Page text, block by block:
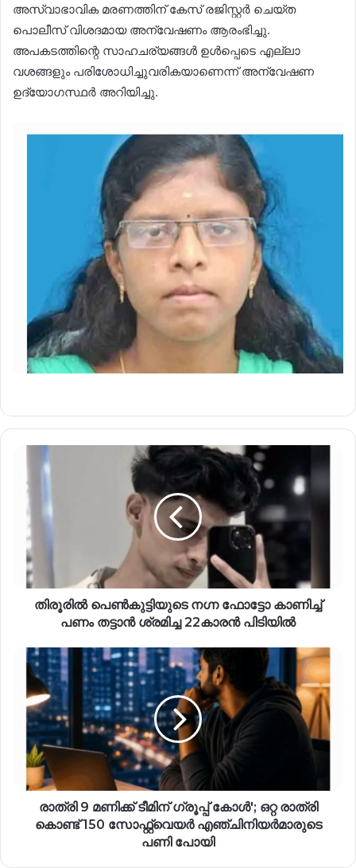
അസ്വാഭാവിക മരണത്തിന് കേസ് രജിസ്റ്റര്‍ ചെയ്ത
പൊലീസ് വിശദമായ അന്വേഷണം ആരംഭിച്ചു.
അപകടത്തിന്റെ സാഹചര്യങ്ങള്‍ ഉള്‍പ്പെടെ എല്ലാ
വശങ്ങളും പരിശോധിച്ചുവരികയാണെന്ന് അന്വേഷണ
ഉദ്യോഗസ്ഥര്‍ അറിയിച്ചു.
തിരൂരിൽ പെൺകുട്ടിയുടെ നഗ്ന ഫോട്ടോ കാണിച്ച്
പണം തട്ടാൻ ശ്രമിച്ച 22കാരൻ പിടിയിൽ
രാത്രി 9 മണിക്ക് ടീമിന് ഗ്രൂപ്പ് കോൾ'; ഒറ്റ രാത്രി
കൊണ്ട് 150 സോഫ്റ്റ്‍വെയര്‍ എഞ്ചിനിയര്‍മാരുടെ
പണി പോയി